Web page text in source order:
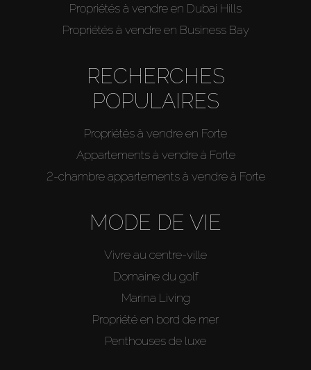
Propriétés à vendre en Dubai Hills
Propriétés à vendre en Business Bay
RECHERCHES
POPULAIRES
Propriétés à vendre en Forte
Appartements à vendre à Forte
2-chambre appartements à vendre à Forte
MODE DE VIE
Vivre au centre-ville
Domaine du golf
Marina Living
Propriété en bord de mer
Penthouses de luxe